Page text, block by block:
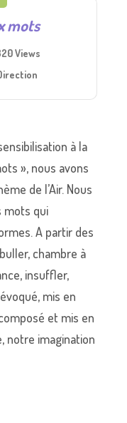
mots
Views
à la
», nous avons
de l’Air. Nous
mots qui
A partir des
chambre à
insuffler,
mis en
et mis en
notre imagination